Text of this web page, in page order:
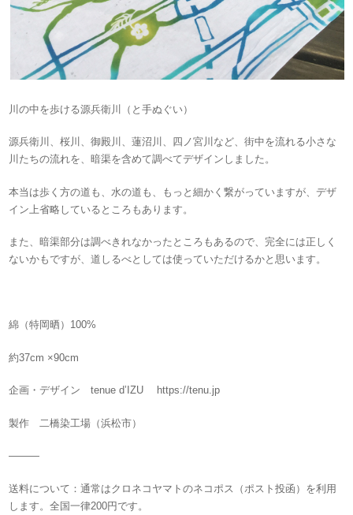
川の中を歩ける源兵衛川（と手ぬぐい）
源兵衛川、桜川、御殿川、蓮沼川、四ノ宮川など、街中を流れる小さな
川たちの流れを、暗渠を含めて調べてデザインしました。
本当は歩く方の道も、水の道も、もっと細かく繋がっていますが、デザ
イン上省略しているところもあります。
また、暗渠部分は調べきれなかったところもあるので、完全には正しく
ないかもですが、道しるべとしては使っていただけるかと思います。
綿（特岡晒）100%
約37cm ×90cm
企画・デザイン tenue d’IZU https://tenu.jp
製作 二橋染工場（浜松市）
———
送料について：通常はクロネコヤマトのネコポス（ポスト投函）を利用
します。全国一律200円です。